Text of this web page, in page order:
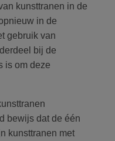
kunsttranen in de
in de
gebruik van
bij de
is om deze
bewijs dat de één
kunsttranen met